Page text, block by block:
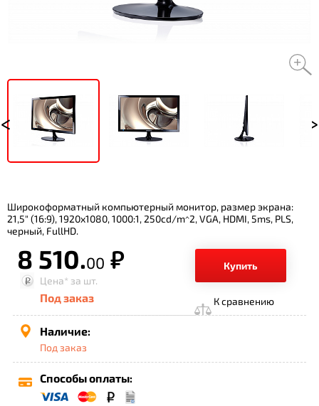
Широкоформатный компьютерный монитор, размер экрана:
21,5" (16:9), 1920x1080, 1000:1, 250cd/m^2, VGA, HDMI, 5ms, PLS,
черный, FullHD.
8 510.00 р.
Купить
Цена* за шт.
Под заказ К сравнению
Наличие:
Под заказ
Способы оплаты: